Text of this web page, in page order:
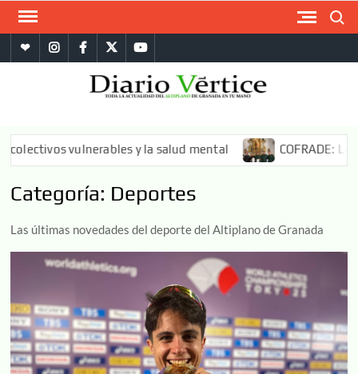
Saltar
contenidowhatsappinstagram
facebooktwitteryoutube
más
y la salud mental COFRADE: La Banda CCTT
Categoría: Deportes
Las últimas novedades del deporte del Altiplano de Granada